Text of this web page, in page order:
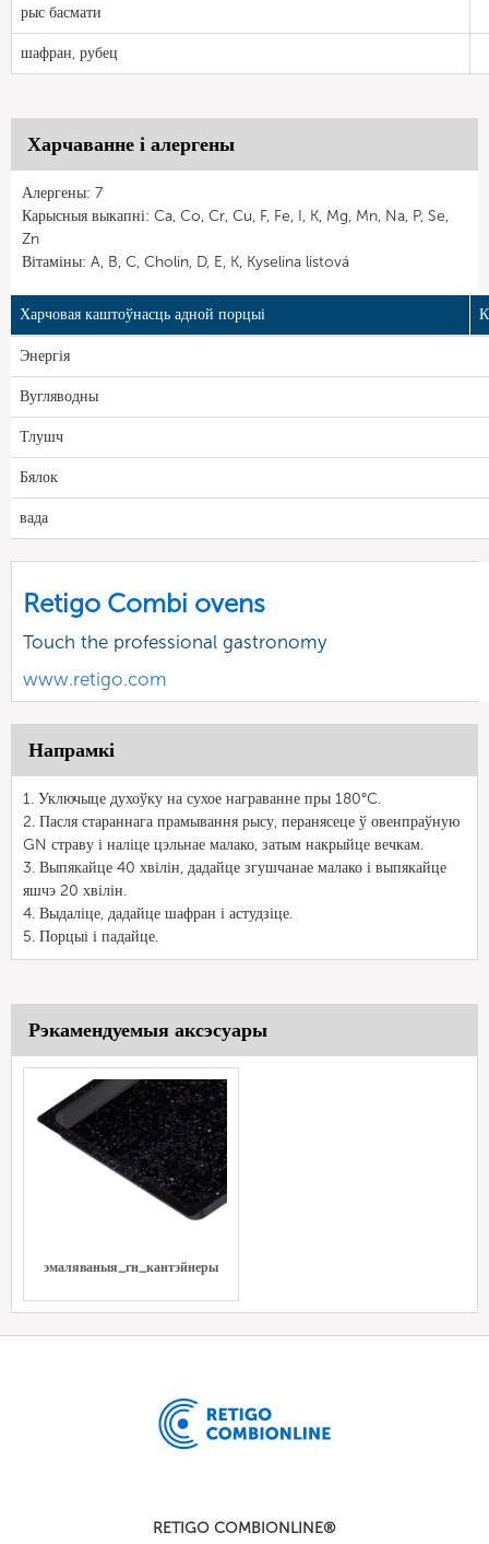
рыс басмати
шафран, рубец
Харчаванне і алергены
Алергены: 7
Карысныя выкапні: Ca, Co, Cr, Cu, F, Fe, I, K, Mg, Mn, Na, P, Se,
Zn
Вітаміны: A, B, C, Cholin, D, E, K, Kyselina listová
Харчовая каштоўнасць адной порцыі
Энергія
Вугляводны
Тлушч
Бялок
вада
Retigo Combi ovens
Touch the professional gastronomy
www.retigo.com
Напрамкі
1. Уключыце духоўку на сухое награванне пры 180°C.
2. Пасля стараннага прамывання рысу, перанясеце ў овенпраўную
GN страву і наліце цэльнае малако, затым накрыйце вечкам.
3. Выпякайце 40 хвілін, дадайце згушчанае малако і выпякайце
яшчэ 20 хвілін.
4. Выдаліце, дадайце шафран і астудзіце.
5. Порцыі і падайце.
Рэкамендуемыя аксэсуары
эмаляваныя_гн_кантэйнеры
RETIGO COMBIONLINE®